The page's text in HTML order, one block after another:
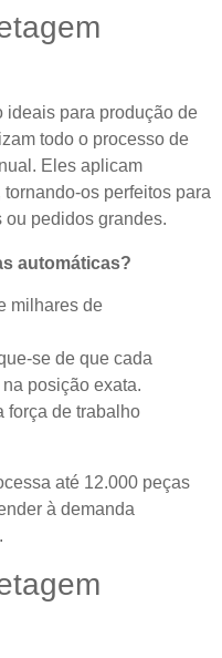
ideais para produção de
todo o processo de
Eles aplicam
os perfeitos para
ou pedidos grandes.
automáticas?
milhares de
se de que cada
posição exata.
força de trabalho
até 12.000 peças
à demanda